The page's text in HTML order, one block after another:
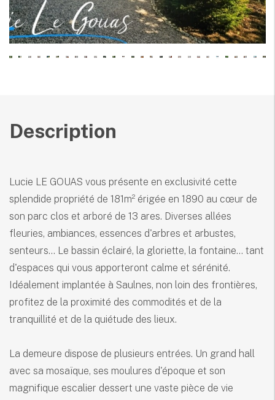
Description
Lucie LE GOUAS vous présente en exclusivité cette
splendide propriété de 181m² érigée en 1890 au cœur de
son parc clos et arboré de 13 ares. Diverses allées
fleuries, ambiances, essences d'arbres et arbustes,
senteurs... Le bassin éclairé, la gloriette, la fontaine... tant
d'espaces qui vous apporteront calme et sérénité.
Idéalement implantée à Saulnes, non loin des frontières,
profitez de la proximité des commodités et de la
tranquillité et de la quiétude des lieux.
La demeure dispose de plusieurs entrées. Un grand hall
avec sa mosaïque, ses moulures d'époque et son
magnifique escalier dessert une vaste pièce de vie